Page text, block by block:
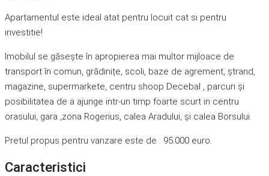
Apartamentul este ideal atat pentru locuit cat si pentru
investitie!
Imobilul se găsește în apropierea mai multor mijloace de
transport în comun, grădinițe, scoli, baze de agrement, ștrand,
magazine, supermarkete, centru shoop Decebal , parcuri și
posibilitatea de a ajunge intr-un timp foarte scurt in centru
orasului, gara ,zona Rogerius, calea Aradului, și calea Borsului.
Pretul propus pentru vanzare este de : 95.000 euro.
Caracteristici